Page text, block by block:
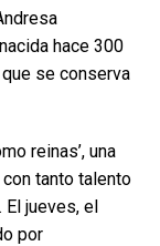
hace 300
se conserva
reinas’, una
tanto talento
jueves, el
por